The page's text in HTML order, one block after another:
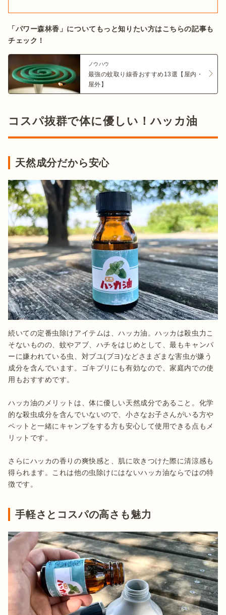
「パワー森林香」についてもっと知りたい方はこちらの記事も
チェック！
ノウハウ
最強の蚊取り線香おすすめ13選【屋内・
屋外】
コスパ抜群で体に優しい！ハッカ油
天然成分だから安心
続いての定番虫除けアイテムは、ハッカ油。ハッカは殺虫力こ
そないものの、蚊やアブ、ハチをはじめとして、最もキャンパ
ーに嫌われている虫、対ブユ(ブヨ)などさまざまな害虫が嫌う
成分を含んでいます。ゴキブリにも有効なので、家庭内での使
用もおすすめです。
ハッカ油のメリットは、体に優しい天然成分であること。化学
的な殺虫成分を含んでいないので、小さなお子さんがいる方や
ペットと一緒にキャンプをする方も安心して使用できる点もメ
リットです。
さらにハッカの香りの爽快感と、肌に吹きつけた際に清涼感も
得られます。これは他の虫除けにはないハッカ油ならではの特
徴です。
手軽さとコスパの高さも魅力